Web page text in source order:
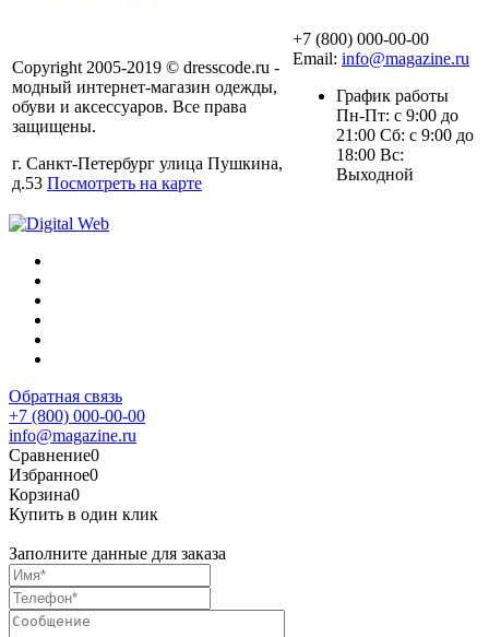
Copyright 2005-2019 © dresscode.ru -
модный интернет-магазин одежды,
обуви и аксессуаров. Все права
защищены.
г. Санкт-Петербург улица Пушкина,
д.53 Посмотреть на карте
+7 (800) 000-00-00
Email: info@magazine.ru
График работы
Пн-Пт: с 9:00 до
21:00 Сб: с 9:00 до
18:00 Вс:
Выходной
Обратная связь
+7 (800) 000-00-00
info@magazine.ru
Сравнение0
Избранное0
Корзина0
Купить в один клик
Заполните данные для заказа